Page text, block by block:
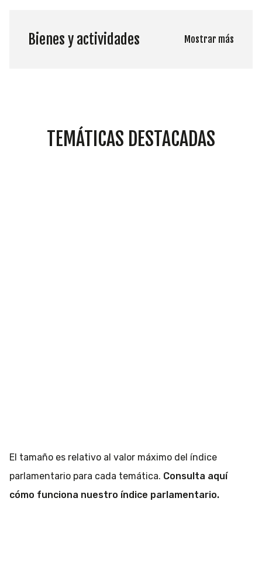
Bienes y actividades Mostrar más
TEMÁTICAS DESTACADAS
El tamaño es relativo al valor máximo del índice
parlamentario para cada temática. Consulta aquí
cómo funciona nuestro índice parlamentario.